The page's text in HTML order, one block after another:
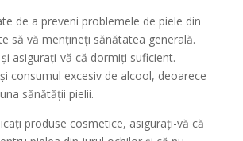
de a preveni problemele de piele din
să vă mențineți sănătatea generală.
asigurați-vă că dormiți suficient.
consumul excesiv de alcool, deoarece
sănătății pielii.
produse cosmetice, asigurați-vă că